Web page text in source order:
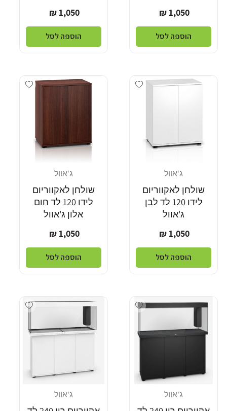
מחיר
רגיל
1,050 ₪
הוספה לסל
מחיר
רגיל
1,050 ₪
הוספה לסל
Add wishlist
ג'אוול
שולחן לאקווריום
לידו 120 לד לבן
ג'אוול
מחיר
רגיל
1,050 ₪
הוספה לסל
Add wishlist
ג'אוול
שולחן לאקווריום
לידו 120 לד חום
אלון ג'אוול
מחיר
רגיל
1,050 ₪
הוספה לסל
Add wishlist
ג'אוול
Add wishlist
ג'אוול